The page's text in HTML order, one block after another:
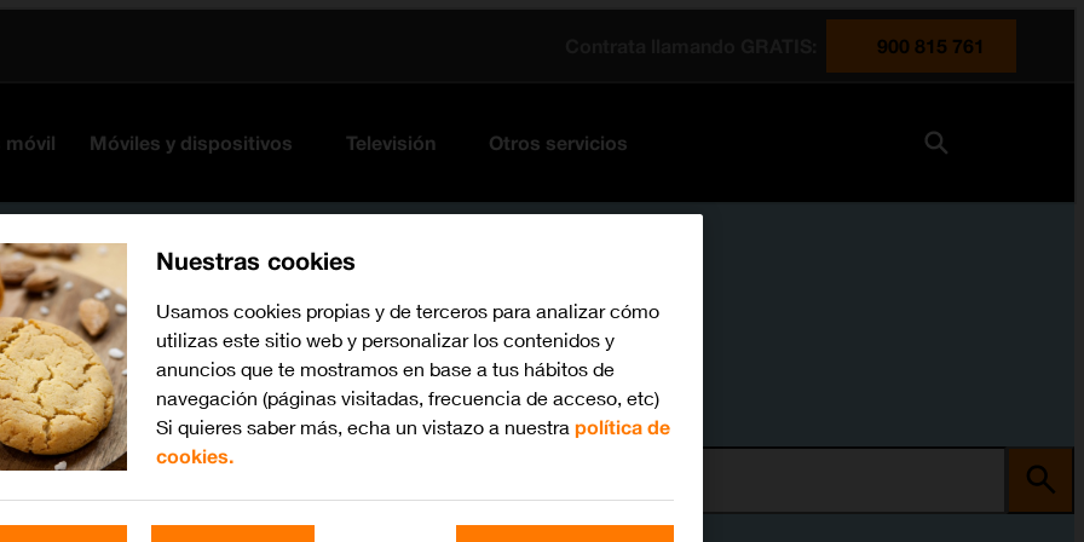
900 815 761
móvil Móviles y dispositivos Televisión Otros servicios
Nuestras cookies
Usamos cookies propias y de terceros para analizar cómo
utilizas este sitio web y personalizar los contenidos y
anuncios que te mostramos en base a tus hábitos de
navegación (páginas visitadas, frecuencia de acceso, etc)
Si quieres saber más, echa un vistazo a nuestra política de
cookies.